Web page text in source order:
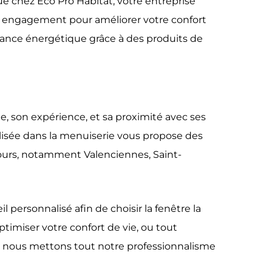
engagement pour améliorer votre confort
énergétique grâce à des produits de
son expérience, et sa proximité avec ses
dans la menuiserie vous propose des
notamment Valenciennes, Saint-
personnalisé afin de choisir la fenêtre la
votre confort de vie, ou tout
mettons tout notre professionnalisme